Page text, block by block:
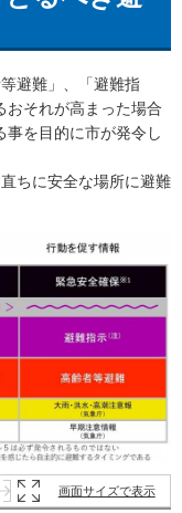
避難」、「避難指
おそれが高まった場合
事を目的に市が発令し
ちに安全な場所に避難
画面サイズで表示